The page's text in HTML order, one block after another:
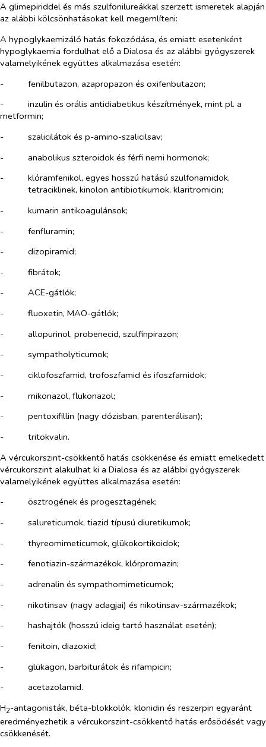
A glimepiriddel és más szulfonilureákkal szerzett ismeretek alapján
az alábbi kölcsönhatásokat kell megemlíteni:
A hypoglykaemizáló hatás fokozódása, és emiatt esetenként
hypoglykaemia fordulhat elő a Dialosa és az alábbi gyógyszerek
valamelyikének együttes alkalmazása esetén:
-​
fenilbutazon, azapropazon és oxifenbutazon;
-​
inzulin és orális antidiabetikus készítmények, mint pl. a
metformin;
-​
szalicilátok és p-amino-szalicilsav;
-​
anabolikus szteroidok és férfi nemi hormonok;
-​
klóramfenikol, egyes hosszú hatású szulfonamidok,
tetraciklinek, kinolon antibiotikumok, klaritromicin;
-​
kumarin antikoagulánsok;
-​
fenfluramin;
-​
dizopiramid;
-​
fibrátok;
-​
ACE-gátlók;
-​
fluoxetin, MAO-gátlók;
-​
allopurinol, probenecid, szulfinpirazon;
-​
sympatholyticumok;
-​
ciklofoszfamid, trofoszfamid és ifoszfamidok;
-​
mikonazol, flukonazol;
-​
pentoxifillin (nagy dózisban, parenterálisan);
-​
tritokvalin.
A vércukorszint-csökkentő hatás csökkenése és emiatt emelkedett
vércukorszint alakulhat ki a Dialosa és az alábbi gyógyszerek
valamelyikének együttes alkalmazása esetén:
-​
ösztrogének és progesztagének;
-​
salureticumok, tiazid típusú diuretikumok;
-​
thyreomimeticumok, glükokortikoidok;
-​
fenotiazin-származékok, klórpromazin;
-​
adrenalin és sympathomimeticumok;
-​
nikotinsav (nagy adagjai) és nikotinsav-származékok;
-​
hashajtók (hosszú ideig tartó használat esetén);
-​
fenitoin, diazoxid;
-​
glükagon, barbiturátok és rifampicin;
-​
acetazolamid.
H2-antagonisták, béta-blokkolók, klonidin és reszerpin egyaránt
eredményezhetik a vércukorszint-csökkentő hatás erősödését vagy
csökkenését.